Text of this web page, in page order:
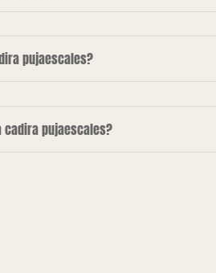
pujaescales?
cadira pujaescales?